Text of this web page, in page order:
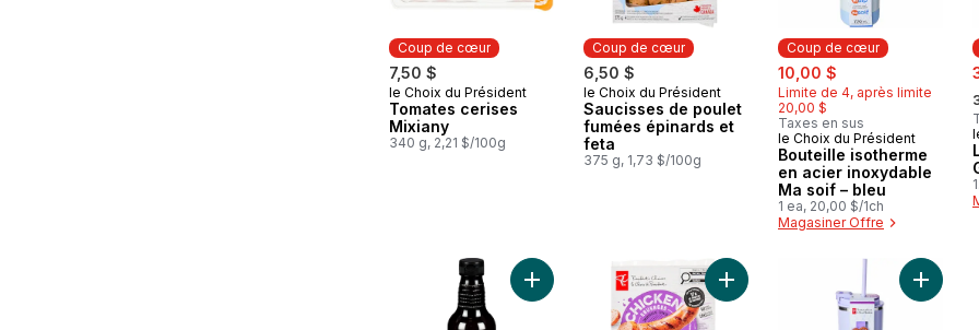
Coup de cœur
7,50 $
Coup de cœur
le Choix du Président
Tomates cerises
Mixiany
340 g, 2,21 $/100g
Coup de cœur
6,50 $
Coup de cœur
le Choix du Président
Saucisses de poulet
fumées épinards et
feta
375 g, 1,73 $/100g
Coup de cœur
sale:
10,00 $
Limite de 4, après limite
20,00 $
Taxes en sus
Coup de cœur
le Choix du Président
Bouteille isotherme
en acier inoxydable
Ma soif – bleu
1 ea, 20,00 $/1ch
Magasiner Offre
Ajouter Sauce barbecue bière et chipotle Stampede fumé au
Ajouter Saucisses de pouletAjouter